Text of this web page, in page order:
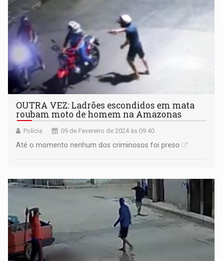
OUTRA VEZ: Ladrões escondidos em mata
roubam moto de homem na Amazonas
Polícia 09 de Fevereiro de 2024 às 09:40
Até o momento nenhum dos criminosos foi preso